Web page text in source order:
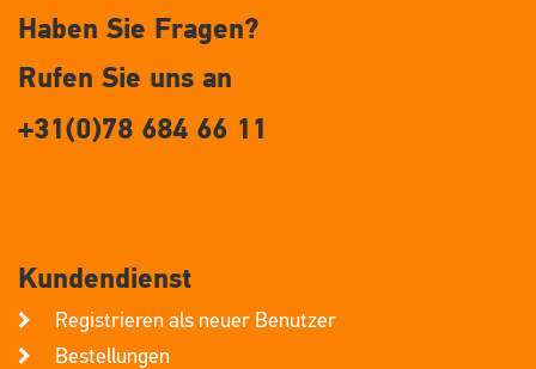
Haben Sie Fragen?
Rufen Sie uns an
+31(0)78 684 66 11
Kundendienst
Registrieren als neuer Benutzer
Bestellungen